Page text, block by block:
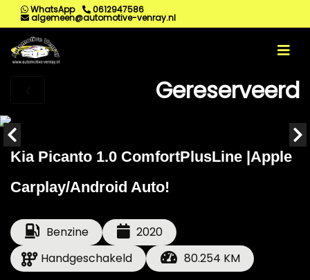
WhatsApp 0612947586
algemeen@automotive-venray.nl
Gereserveerd
Kia Picanto 1.0 ComfortPlusLine |Apple
Carplay/Android Auto!
Benzine
2020
Handgeschakeld
80.254 KM